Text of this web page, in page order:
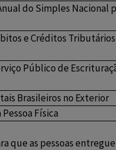
do Simples Nacional
e Créditos Tributários
Público de
Brasileiros no Exterior
Física
que as pessoas